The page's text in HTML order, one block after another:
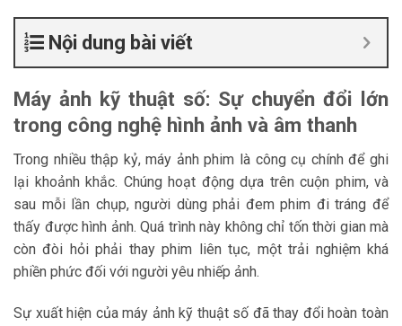
Nội dung bài viết
Máy ảnh kỹ thuật số: Sự chuyển đổi lớn
trong công nghệ hình ảnh và âm thanh
Trong nhiều thập kỷ, máy ảnh phim là công cụ chính để ghi
lại khoảnh khắc. Chúng hoạt động dựa trên cuộn phim, và
sau mỗi lần chụp, người dùng phải đem phim đi tráng để
thấy được hình ảnh. Quá trình này không chỉ tốn thời gian mà
còn đòi hỏi phải thay phim liên tục, một trải nghiệm khá
phiền phức đối với người yêu nhiếp ảnh.
Sự xuất hiện của máy ảnh kỹ thuật số đã thay đổi hoàn toàn